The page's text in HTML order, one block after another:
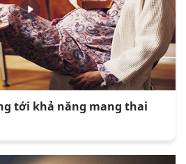
tới khả năng mang thai